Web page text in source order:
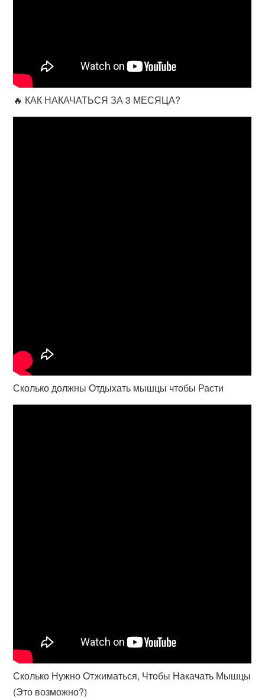
🔥 КАК НАКАЧАТЬСЯ ЗА 3 МЕСЯЦА?
Сколько должны Отдыхать мышцы чтобы Расти
Сколько Нужно Отжиматься, Чтобы Накачать Мышцы
(Это возможно?)